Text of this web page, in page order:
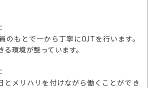
のもとで一から丁寧にOJTを行います。
環境が整っています。
とメリハリを付けながら働くことができ